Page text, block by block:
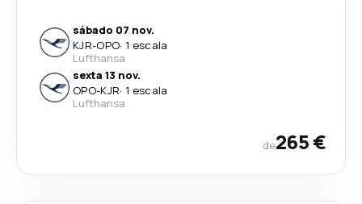
sábado 07 nov.
KJR-OPO· 1 escala
Lufthansa
sexta 13 nov.
OPO-KJR· 1 escala
Lufthansa
de265 €